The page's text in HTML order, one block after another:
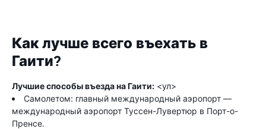
Как лучше всего въехать в
Гаити?
Лучшие способы въезда на Гаити: <ул>
Самолетом: главный международный аэропорт —
международный аэропорт Туссен-Лувертюр в Порт-о-
Пренсе.